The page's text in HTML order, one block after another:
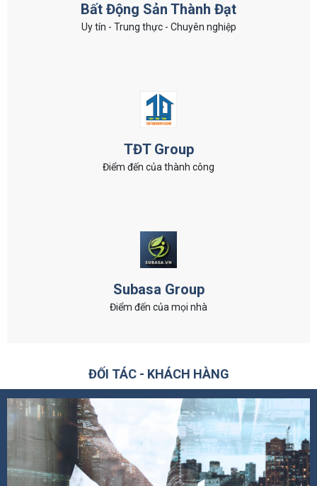
Bất Động Sản Thành Đạt
Uy tín - Trung thực - Chuyên nghiệp
TĐT Group
Điểm đến của thành công
Subasa Group
Điểm đến của mọi nhà
ĐỐI TÁC - KHÁCH HÀNG